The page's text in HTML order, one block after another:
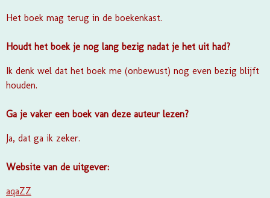
Het boek mag terug in de boekenkast.
Houdt het boek je nog lang bezig nadat je het uit had?
Ik denk wel dat het boek me (onbewust) nog even bezig blijft
houden.
Ga je vaker een boek van deze auteur lezen?
Ja, dat ga ik zeker.
Website van de uitgever:
aqaZZ